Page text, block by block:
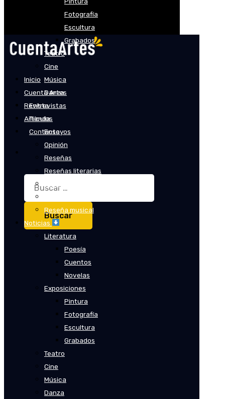
Fotografía
Escultura
Grabados
Teatro
Cine
Música
Danza
Entrevistas
Tienda
Contacto
Buscar:
Inicio
Cuenta Artes
Revista
Artículos
Ensayos
Opinión
Reseñas
Reseñas literarias
Reseña musical
Noticias
Literatura
Poesía
Cuentos
Novelas
Exposiciones
Pintura
Fotografía
Escultura
Grabados
Teatro
Cine
Música
Danza